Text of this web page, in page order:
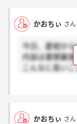
かおちぃ さん
今日、菱相か
内容は書類審
こんなに長い
大嫌いだぁーこ
かおちぃ さん